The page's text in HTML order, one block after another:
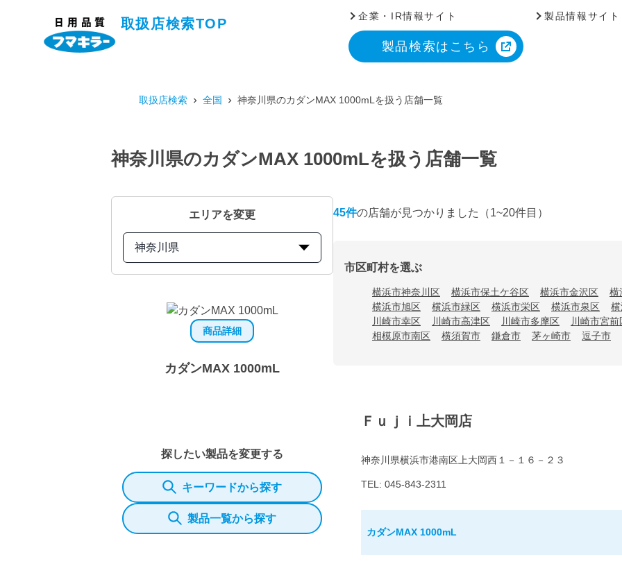
取扱店検索TOP
企業・IR情報サイト 製品情報サイト
製品検索はこちら
取扱店検索 全国 神奈川県のカダンMAX 1000mLを扱う店舗一覧
神奈川県のカダンMAX 1000mLを扱う店舗一覧
エリアを変更
神奈川県
商品詳細
カダンMAX 1000mL
探したい製品を変更する
キーワードから探す
製品一覧から探す
45件の店舗が見つかりました （1~20件目）
市区町村を選ぶ
横浜市神奈川区 横浜市保土ケ谷区 横浜市金沢区 横
横浜市旭区
横浜市緑区 横浜市栄区 横浜市泉区
川崎市幸区
川崎市高津区 川崎市多摩区 川崎市宮前
相模原市南区
横須賀市 鎌倉市 茅ヶ崎市 逗子市
Ｆｕｊｉ上大岡店
神奈川県横浜市港南区上大岡西１－１６－２３
TEL: 045-843-2311
カダンMAX 1000mL